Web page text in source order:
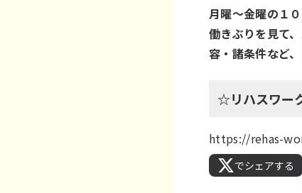
月曜～金曜の１
働きぶりを見て
容・諸条件など
☆リハスワー
https://rehas-
でシェアする